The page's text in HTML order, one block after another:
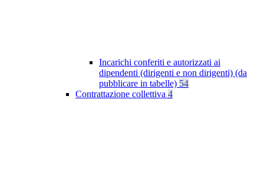
Incarichi conferiti e autorizzati ai
dipendenti (dirigenti e non dirigenti) (da
pubblicare in tabelle) 54
Contrattazione collettiva 4